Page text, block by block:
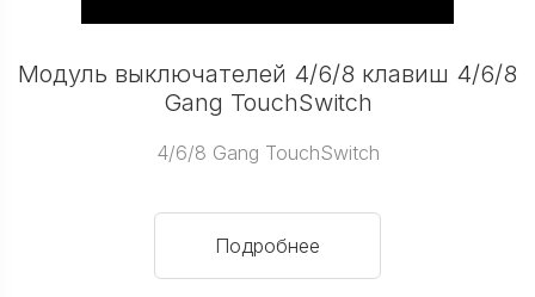
Модуль выключателей 4/6/8 клавиш 4/6/8
Gang TouchSwitch
4/6/8 Gang TouchSwitch
Подробнее